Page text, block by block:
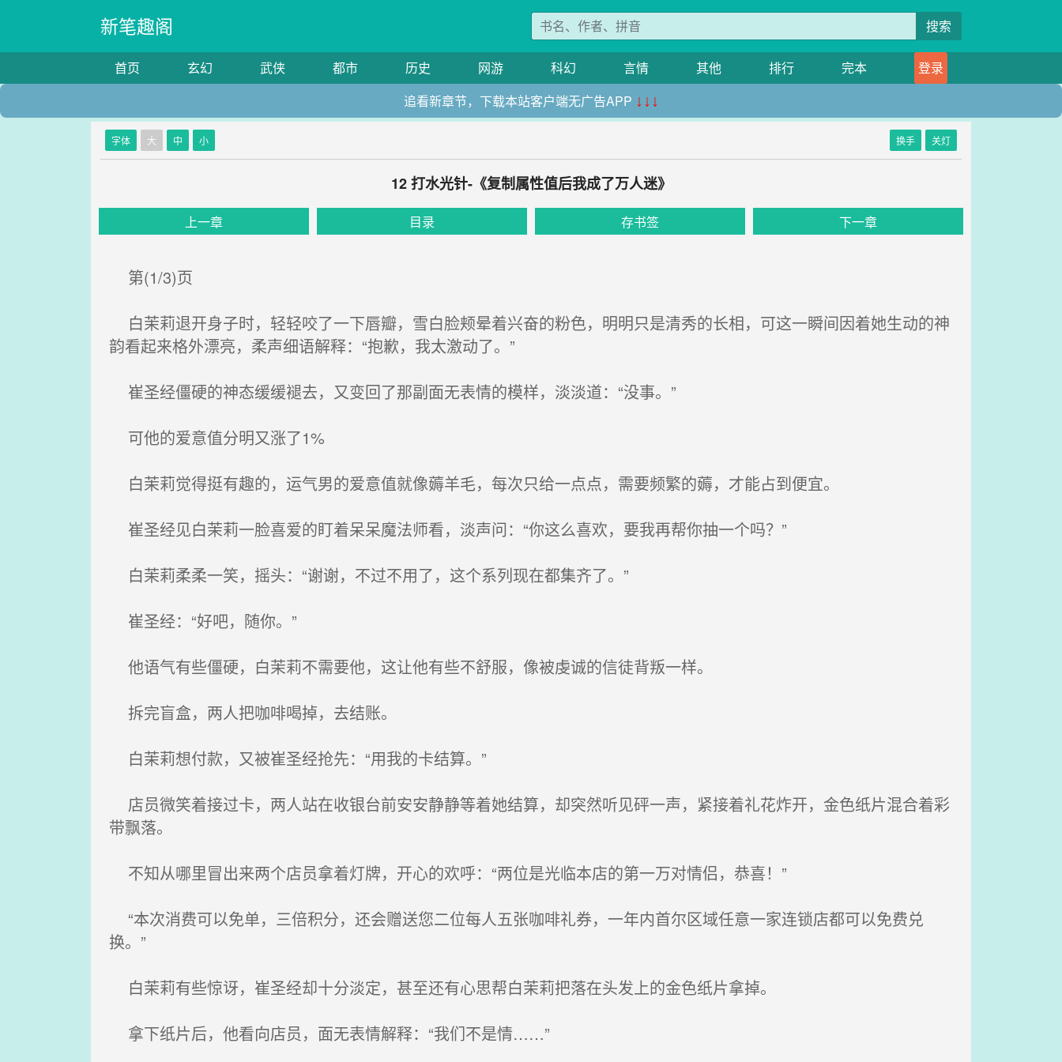
新笔趣阁 搜索
首页 玄幻 武侠 都市 历史 网游 科幻 言情 其他 排行 完本
登录
追看新章节，下载本站客户端无广告APP ↓↓↓
字体 大 中 小 换手 关灯
12 打水光针-《复制属性值后我成了万人迷》
上一章 目录 存书签 下一章
第(1/3)页
白茉莉退开身子时，轻轻咬了一下唇瓣，雪白脸颊晕着兴奋的粉色，明明只是清秀的长相，可这一瞬间因着她生动的神
韵看起来格外漂亮，柔声细语解释：“抱歉，我太激动了。”
崔圣经僵硬的神态缓缓褪去，又变回了那副面无表情的模样，淡淡道：“没事。”
可他的爱意值分明又涨了1%
白茉莉觉得挺有趣的，运气男的爱意值就像薅羊毛，每次只给一点点，需要频繁的薅，才能占到便宜。
崔圣经见白茉莉一脸喜爱的盯着呆呆魔法师看，淡声问：“你这么喜欢，要我再帮你抽一个吗？”
白茉莉柔柔一笑，摇头：“谢谢，不过不用了，这个系列现在都集齐了。”
崔圣经：“好吧，随你。”
他语气有些僵硬，白茉莉不需要他，这让他有些不舒服，像被虔诚的信徒背叛一样。
拆完盲盒，两人把咖啡喝掉，去结账。
白茉莉想付款，又被崔圣经抢先：“用我的卡结算。”
店员微笑着接过卡，两人站在收银台前安安静静等着她结算，却突然听见砰一声，紧接着礼花炸开，金色纸片混合着彩
带飘落。
不知从哪里冒出来两个店员拿着灯牌，开心的欢呼：“两位是光临本店的第一万对情侣，恭喜！”
“本次消费可以免单，三倍积分，还会赠送您二位每人五张咖啡礼券，一年内首尔区域任意一家连锁店都可以免费兑
换。”
白茉莉有些惊讶，崔圣经却十分淡定，甚至还有心思帮白茉莉把落在头发上的金色纸片拿掉。
拿下纸片后，他看向店员，面无表情解释：“我们不是情……”